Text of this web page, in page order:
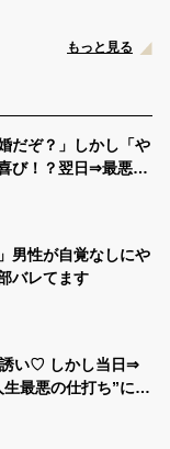
もっと見る
だぞ？」しかし「や
び！？翌日⇒最悪の
男性が自覚なしにや
バレてます
誘い♡ しかし当日⇒
最悪の仕打ち”に凍